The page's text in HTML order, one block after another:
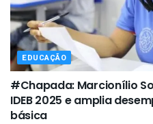
EDUCAÇÃO
#Chapada: Marcionílio
IDEB 2025 e amplia
básica